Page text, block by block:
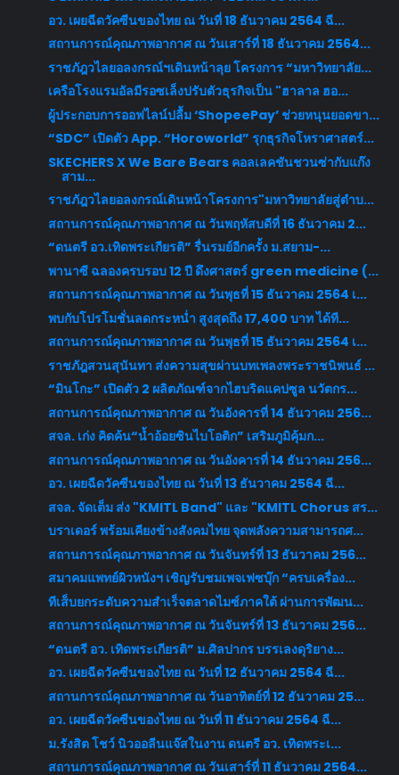
อว. เผยฉีดวัคซีนของไทย ณ วันที่ 18 ธันวาคม 2564 ฉี...
สถานการณ์คุณภาพอากาศ ณ วันเสาร์ที่ 18 ธันวาคม 2564...
ราชภัฎวไลยอลงกรณ์ฯเดินหน้าลุย โครงการ “มหาวิทยาลัย...
เครือโรงแรมอัลมีรอซเล็งปรับตัวธุรกิจเป็น "ฮาลาล ฮอ...
ผู้ประกอบการออฟไลน์ปลื้ม ‘ShopeePay’ ช่วยหนุนยอดขา...
“SDC” เปิดตัว App. “Horoworld” รุกธุรกิจโหราศาสตร์...
SKECHERS X We Bare Bears คอลเลคชันชวนซ่ากับแก๊ง
สาม...
ราชภัฎวไลยอลงกรณ์เดินหน้าโครงการ"มหาวิทยาลัยสู่ตำบ...
สถานการณ์คุณภาพอากาศ ณ วันพฤหัสบดีที่ 16 ธันวาคม 2...
“ดนตรี อว.เทิดพระเกียรติ” รื่นรมย์อีกครั้ง ม.สยาม-...
พานาซี ฉลองครบรอบ 12 ปี ดึงศาสตร์ green medicine (...
สถานการณ์คุณภาพอากาศ ณ วันพุธที่ 15 ธันวาคม 2564 เ...
พบกับโปรโมชั่นลดกระหน่ำ สูงสุดถึง 17,400 บาท ได้ที...
สถานการณ์คุณภาพอากาศ ณ วันพุธที่ 15 ธันวาคม 2564 เ...
ราชภัฎสวนสุนันทา ส่งความสุขผ่านบทเพลงพระราชนิพนธ์ ...
“มินโกะ” เปิดตัว 2 ผลิตภัณฑ์จากไฮบริดแคปซูล นวัตกร...
สถานการณ์คุณภาพอากาศ ณ วันอังคารที่ 14 ธันวาคม 256...
สจล. เก่ง คิดค้น“น้ำอ้อยซินไบโอติก” เสริมภูมิคุ้มก...
สถานการณ์คุณภาพอากาศ ณ วันอังคารที่ 14 ธันวาคม 256...
อว. เผยฉีดวัคซีนของไทย ณ วันที่ 13 ธันวาคม 2564 ฉี...
สจล. จัดเต็ม ส่ง "KMITL Band" และ "KMITL Chorus สร...
บราเดอร์ พร้อมเคียงข้างสังคมไทย จุดพลังความสามารถศ...
สถานการณ์คุณภาพอากาศ ณ วันจันทร์ที่ 13 ธันวาคม 256...
สมาคมแพทย์ผิวหนังฯ เชิญรับชมเพจเฟซบุ๊ก “ครบเครื่อง...
ทีเส็บยกระดับความสำเร็จตลาดไมซ์ภาคใต้ ผ่านการพัฒน...
สถานการณ์คุณภาพอากาศ ณ วันจันทร์ที่ 13 ธันวาคม 256...
“ดนตรี อว. เทิดพระเกียรติ” ม.ศิลปากร บรรเลงดุริยาง...
อว. เผยฉีดวัคซีนของไทย ณ วันที่ 12 ธันวาคม 2564 ฉี...
สถานการณ์คุณภาพอากาศ ณ วันอาทิตย์ที่ 12 ธันวาคม 25...
อว. เผยฉีดวัคซีนของไทย ณ วันที่ 11 ธันวาคม 2564 ฉี...
ม.รังสิต โชว์ นิวออลีนแจ๊สในงาน ดนตรี อว. เทิดพระเ...
สถานการณ์คุณภาพอากาศ ณ วันเสาร์ที่ 11 ธันวาคม 2564...